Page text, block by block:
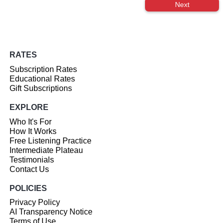
Next
RATES
Subscription Rates
Educational Rates
Gift Subscriptions
EXPLORE
Who It's For
How It Works
Free Listening Practice
Intermediate Plateau
Testimonials
Contact Us
POLICIES
Privacy Policy
AI Transparency Notice